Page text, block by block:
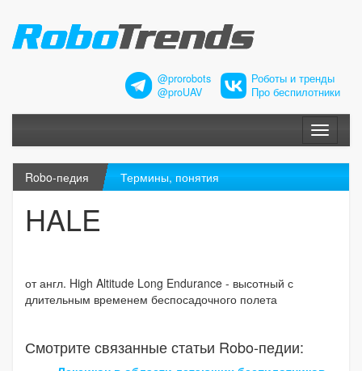
@prorobots
@proUAV
Роботы и тренды
Про беспилотники
Меню
Robo-педия Термины, понятия
HALE
от англ. High Altitude Long Endurance - высотный с
длительным временем беспосадочного полета
Смотрите связанные статьи Robo-педии: